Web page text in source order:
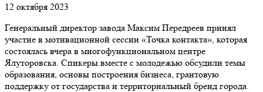
12 октября 2023
Генеральный директор завода Максим Передреев принял
участие в мотивационной сессии «Точка контакта», которая
состоялась вчера в многофункциональном центре
Ялуторовска. Спикеры вместе с молодежью обсудили темы
образования, основы построения бизнеса, грантовую
поддержку от государства и территориальный бренд города.